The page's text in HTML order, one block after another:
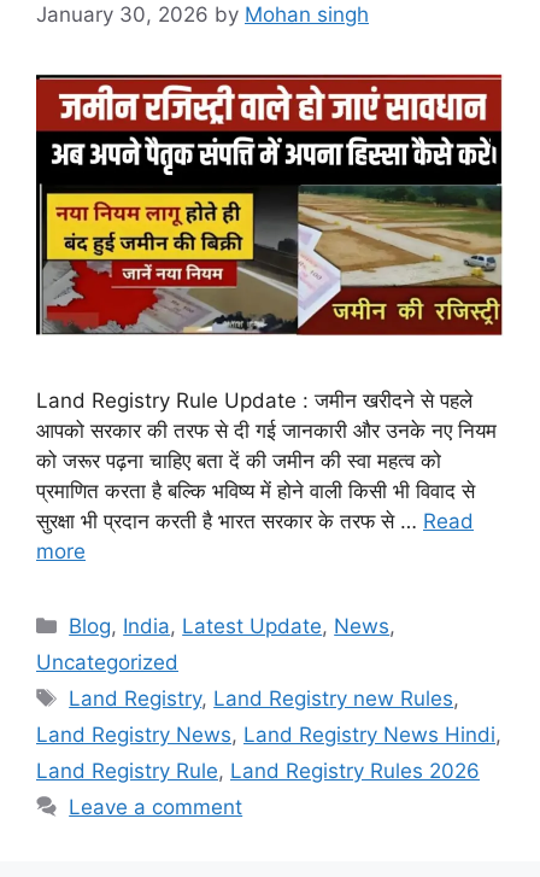
January 30, 2026 by Mohan singh
Land Registry Rule Update : जमीन खरीदने से पहले
आपको सरकार की तरफ से दी गई जानकारी और उनके नए नियम
को जरूर पढ़ना चाहिए बता दें की जमीन की स्वा महत्व को
प्रमाणित करता है बल्कि भविष्य में होने वाली किसी भी विवाद से
सुरक्षा भी प्रदान करती है भारत सरकार के तरफ से … Read
more
Categories
Blog, India, Latest Update, News,
Uncategorized
Tags
Land Registry, Land Registry new Rules,
Land Registry News, Land Registry News Hindi,
Land Registry Rule, Land Registry Rules 2026
Leave a comment